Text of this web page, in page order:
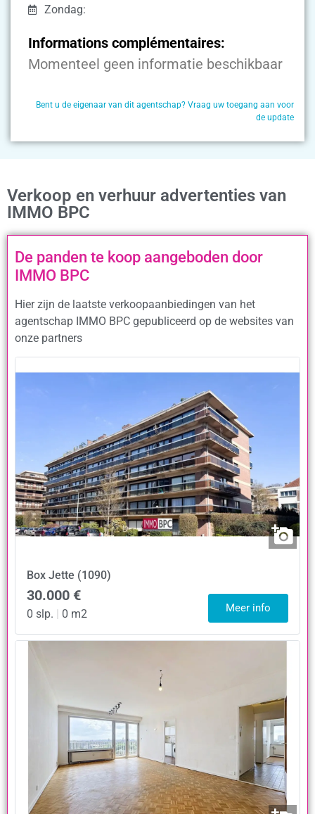
Zondag:
Informations complémentaires:
Momenteel geen informatie beschikbaar
Bent u de eigenaar van dit agentschap? Vraag uw toegang aan voor
de update
Verkoop en verhuur advertenties van
IMMO BPC
De panden te koop aangeboden door
IMMO BPC
Hier zijn de laatste verkoopaanbiedingen van het
agentschap IMMO BPC gepubliceerd op de websites van
onze partners
Box Jette (1090)
30.000 €
0 slp. 0 m2 Meer info